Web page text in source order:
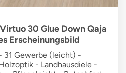
30 Glue Down Qaja
Erscheinungsbild
31 Gewerbe (leicht) -
- Landhausdiele -